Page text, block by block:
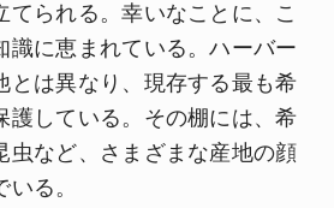
てられる。幸いなことに、こ
識に恵まれている。ハーバー
とは異なり、現存する最も希
護している。その棚には、希
虫など、さまざまな産地の顔
る。